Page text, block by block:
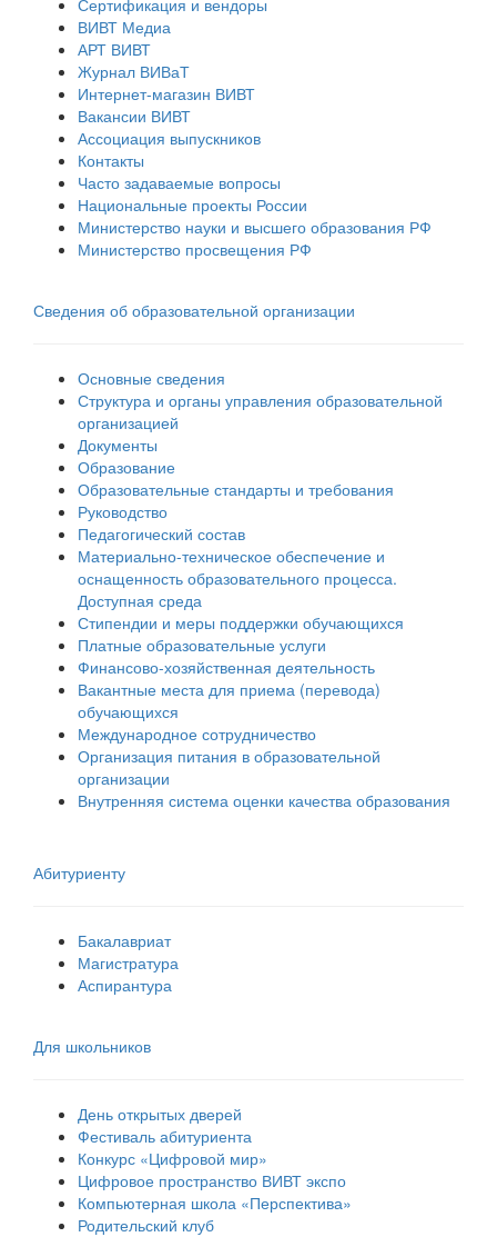
ВИВТ Медиа
АРТ ВИВТ
Журнал ВИВаТ
Интернет-магазин ВИВТ
Вакансии ВИВТ
Ассоциация выпускников
Контакты
Часто задаваемые вопросы
Национальные проекты России
Министерство науки и высшего образования РФ
Министерство просвещения РФ
Сведения об образовательной организации
Основные сведения
Структура и органы управления образовательной
организацией
Документы
Образование
Образовательные стандарты и требования
Руководство
Педагогический состав
Материально-техническое обеспечение и
оснащенность образовательного процесса.
Доступная среда
Стипендии и меры поддержки обучающихся
Платные образовательные услуги
Финансово-хозяйственная деятельность
Вакантные места для приема (перевода)
обучающихся
Международное сотрудничество
Организация питания в образовательной
организации
Внутренняя система оценки качества образования
Абитуриенту
Бакалавриат
Магистратура
Аспирантура
Для школьников
День открытых дверей
Фестиваль абитуриента
Конкурс «Цифровой мир»
Цифровое пространство ВИВТ экспо
Компьютерная школа «Перспектива»
Родительский клуб